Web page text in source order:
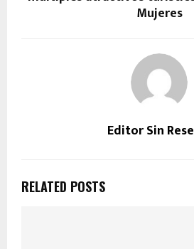
Mujeres
Editor Sin
RELATED POSTS